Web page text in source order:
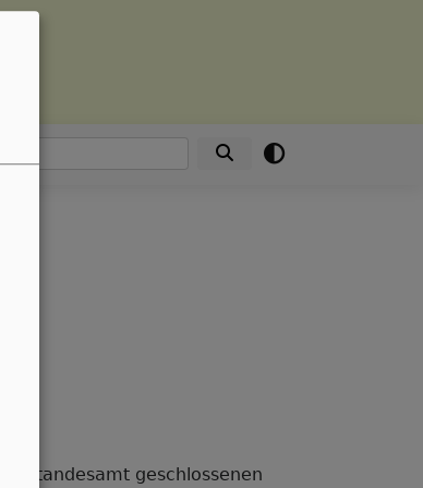
Standesamt geschlossenen